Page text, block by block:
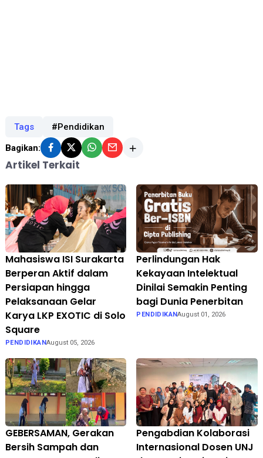
Tags #Pendidikan
Bagikan:
Artikel Terkait
Mahasiswa ISI Surakarta
Berperan Aktif dalam
Persiapan hingga
Pelaksanaan Gelar
Karya LKP EXOTIC di Solo
Square
PENDIDIKANAugust 05, 2026
Perlindungan Hak
Kekayaan Intelektual
Dinilai Semakin Penting
bagi Dunia Penerbitan
PENDIDIKANAugust 01, 2026
GEBERSAMAN, Gerakan
Bersih Sampah dan
Pengabdian Kolaborasi
Internasional Dosen UNJ